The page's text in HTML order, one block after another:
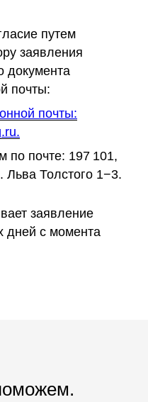
путем
заявления
документа
почты:
почты:
.
по почте: 197 101,
Льва Толстого 1−3.
заявление
дней с момента